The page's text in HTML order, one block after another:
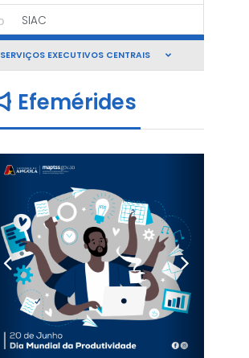
SIAC
SERVIÇOS EXECUTIVOS CENTRAIS
Efemérides